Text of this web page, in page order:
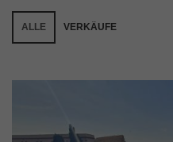
ALLE VERKÄUFE